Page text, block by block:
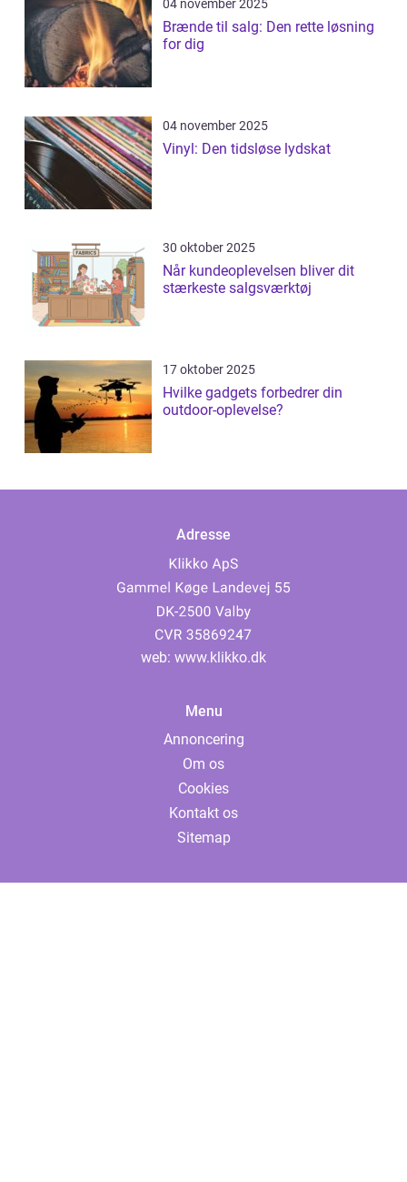
04 november 2025
Brænde til salg: Den rette løsning
for dig
04 november 2025
Vinyl: Den tidsløse lydskat
30 oktober 2025
Når kundeoplevelsen bliver dit
stærkeste salgsværktøj
17 oktober 2025
Hvilke gadgets forbedrer din
outdoor-oplevelse?
Adresse
web: www.klikko.dk
Menu
Annoncering
Om os
Cookies
Kontakt os
Sitemap